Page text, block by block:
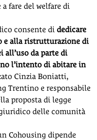
fare del welfare di
consente di dedicare
e alla ristrutturazione di
da parte di
l’intento di abitare in
Cinzia Boniatti,
Trentino e responsabile
proposta di legge
delle comunità
Cohousing dipende